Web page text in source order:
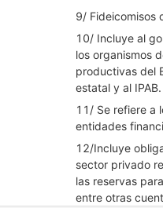
9/ Fideicomisos
10/ Incluye al
los organismos
productivas del
estatal y al IPAB.
11/ Se refiere a
entidades
12/Incluye
sector privado
las reservas
entre otras